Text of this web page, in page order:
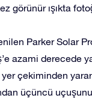
görünür ışıkta
Parker Solar
azami derecede
çekiminden
üçüncü